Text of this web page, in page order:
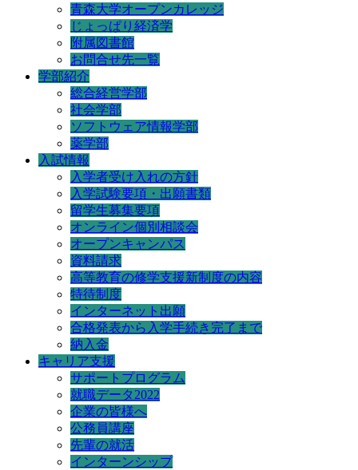
青森大学オープンカレッジ
じょっぱり経済学
附属図書館
お問合せ先一覧
学部紹介
総合経営学部
社会学部
ソフトウェア情報学部
薬学部
入試情報
入学者受け入れの方針
入学試験要項・出願書類
留学生募集要項
オンライン個別相談会
オープンキャンパス
資料請求
高等教育の修学支援新制度の内容
特待制度
インターネット出願
合格発表から入学手続き完了まで
納入金
キャリア支援
サポートプログラム
就職データ2022
企業の皆様へ
公務員講座
先輩の就活
インターンシップ